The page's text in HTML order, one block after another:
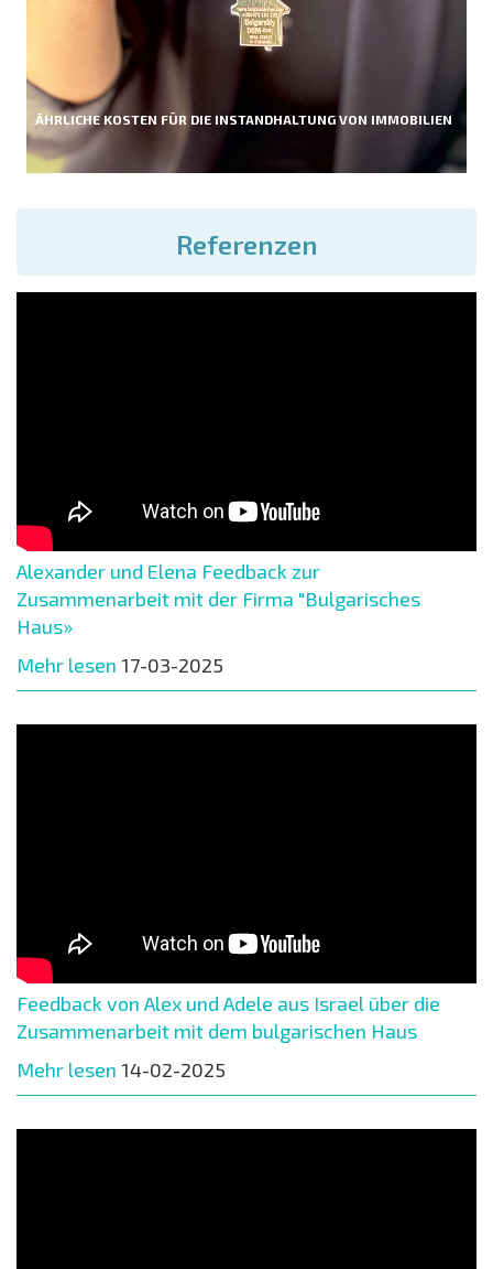
ÄHRLICHE KOSTEN FÜR DIE INSTANDHALTUNG VON IMMOBILIEN
Referenzen
Alexander und Elena Feedback zur
Zusammenarbeit mit der Firma "Bulgarisches
Haus»
Mehr lesen 17-03-2025
Feedback von Alex und Adele aus Israel über die
Zusammenarbeit mit dem bulgarischen Haus
Mehr lesen 14-02-2025